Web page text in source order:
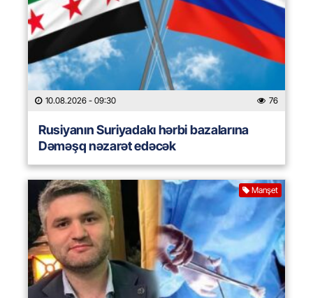
10.08.2026 - 09:30 76
Rusiyanın Suriyadakı hərbi bazalarına
Dəməşq nəzarət edəcək
Manşet